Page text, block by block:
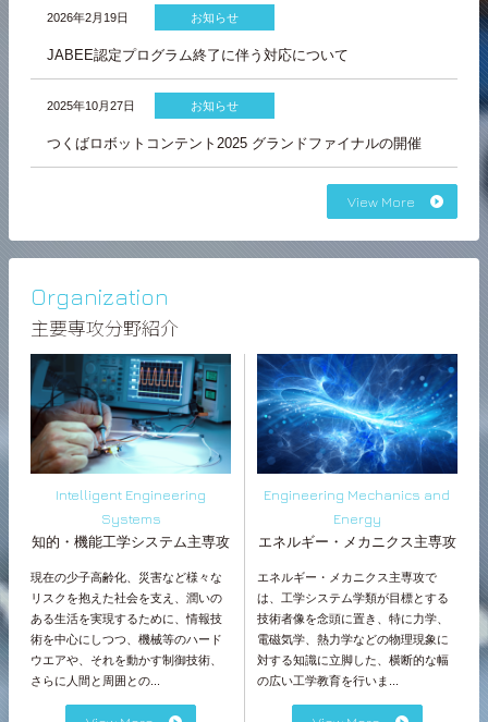
2026年2月19日 お知らせ
JABEE認定プログラム終了に伴う対応について
2025年10月27日 お知らせ
つくばロボットコンテント2025 グランドファイナルの開催
View More
Organization
主要専攻分野紹介
Intelligent Engineering
Systems
知的・機能工学システム主専攻
現在の少子高齢化、災害など様々な
リスクを抱えた社会を支え、潤いの
ある生活を実現するために、情報技
術を中心にしつつ、機械等のハード
ウエアや、それを動かす制御技術、
さらに人間と周囲との...
Engineering Mechanics and
Energy
エネルギー・メカニクス主専攻
エネルギー・メカニクス主専攻で
は、工学システム学類が目標とする
技術者像を念頭に置き、特に力学、
電磁気学、熱力学などの物理現象に
対する知識に立脚した、横断的な幅
の広い工学教育を行いま...